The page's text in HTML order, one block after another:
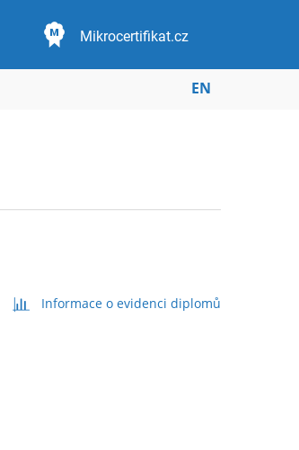
Mikrocertifikat.cz
EN
Informace o evidenci diplomů